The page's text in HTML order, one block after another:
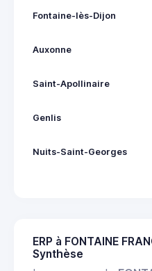
Fontaine-lès-Dijon
Auxonne
Saint-Apollinaire
Genlis
Nuits-Saint-Georges
ERP à FONTAINE
Synthèse